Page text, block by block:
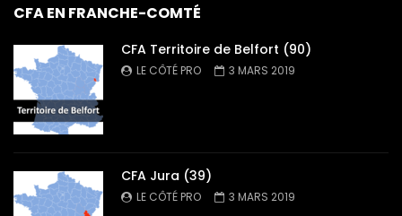
CFA EN FRANCHE-COMTÉ
CFA Territoire de Belfort (90)
LE CÔTÉ PRO 3 MARS 2019
CFA Jura (39)
LE CÔTÉ PRO 3 MARS 2019